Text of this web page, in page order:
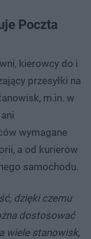
Poczta
kierowcy do i
przesyłki na
m.in. w
wymagane
a od kurierów
samochodu.
dzięki czemu
dostosować
wiele stanowisk,